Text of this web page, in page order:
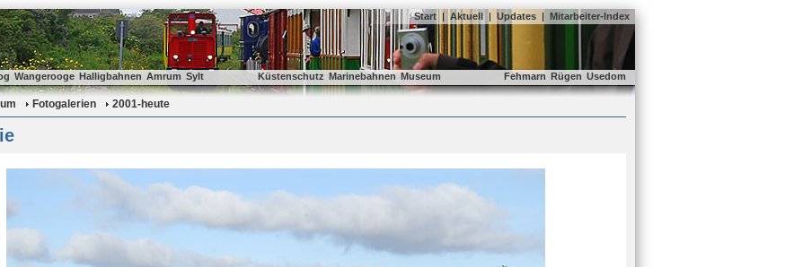
Start | Aktuell | Updates | Mitarbeiter-Index
Wangerooge Halligbahnen Amrum Sylt Küstenschutz Marinebahnen Museum Fehmarn Rügen Usedom
Fotogalerien 2001-heute